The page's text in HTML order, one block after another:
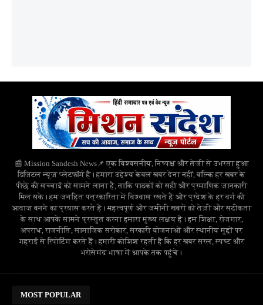
📰 Mission Sandesh News📌 एक विश्वसनीय, निष्पक्ष और तेजी से उभरता हुआ
डिजिटल न्यूज़ प्लेटफॉर्म है। हमारा उद्देश्य केवल खबर देना नहीं, बल्कि हर खबर के
पीछे की सच्चाई को सामने लाना है, ताकि पाठकों को सही और प्रमाणिक जानकारी
मिल सके। हम जनहित पत्रकारिता में विश्वास रखते हैं और प्रदेश के हर वर्ग की
आवाज बनने का प्रयास करते हैं। महत्वपूर्ण और जमीनी खबरों को तेज़ी और सटीकता
के साथ आपके सामने प्रस्तुत करना हमारा मुख्य लक्ष्य है। हम शिक्षा, रोजगार,
अपराध, राजनीति, सामाजिक सरोकार, सरकारी योजनाओं और स्थानीय मुद्दों पर
गहराई से रिपोर्टिंग करते हैं। हमारी कोशिश रहती है कि हर खबर सरल, स्पष्ट और
भरोसेमंद भाषा में आपके तक पहुंचे।
MOST POPULAR